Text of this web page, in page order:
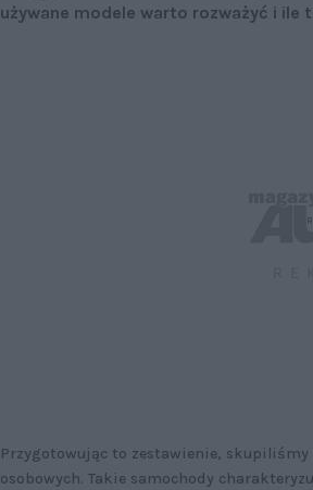
używane modele warto rozważyć i ile
Przygotowując to zestawienie,
osobowych. Takie samochody